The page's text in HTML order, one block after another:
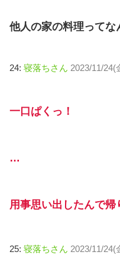
他人の家の料理って
24: 寝落ちさん 2023/11/24(
一口ぱくっ！
…
用事思い出したんで
25: 寝落ちさん 2023/11/24(